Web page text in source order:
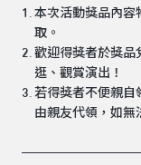
本次活動獎品內容
取。
歡迎得獎者於獎品
逛、觀賞演出！
若得獎者不便親自
由親友代領，如無